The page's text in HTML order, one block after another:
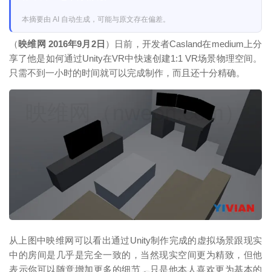
本摘要由 AI 自动生成，可能与原文存在偏差。
（映维网 2016年9月2日 ）日前，开发者Casland在medium上分
享了他是如何通过Unity在VR中快速创建1:1 VR场景物理空间。
只需不到一小时的时间就可以完成制作，而且还十分精确。
从上图中映维网可以看出通过Unity制作完成的虚拟场景跟现实
中的房间是几乎是完全一致的，当然现实空间更为精致，但他
表示你可以随意增加更多的细节，只是他本人喜欢更为基本的
映维网（nweon.com）